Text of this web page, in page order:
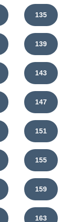
135
139
143
147
151
155
159
163